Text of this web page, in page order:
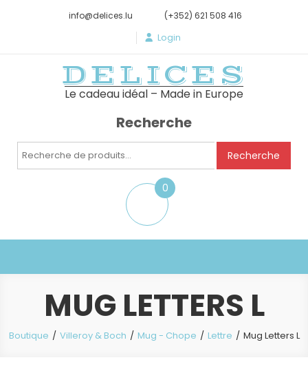
info@delices.lu (+352) 621 508 416
Login
DELICES
Le cadeau idéal – Made in Europe
Recherche
Recherche
Recherche
0
item
MUG LETTERS L
Boutique Villeroy & Boch Mug - Chope Lettre Mug Letters L